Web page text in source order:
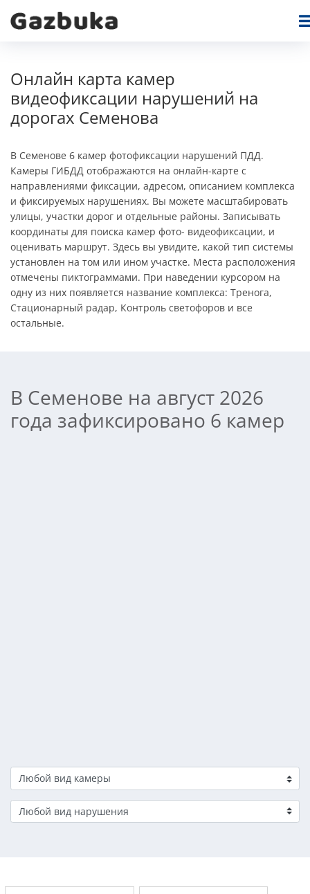
Онлайн карта камер
видеофиксации нарушений на
дорогах Семенова
В Семенове 6 камер фотофиксации нарушений ПДД.
Камеры ГИБДД отображаются на онлайн-карте c
направлениями фиксации, адресом, описанием комплекса
и фиксируемых нарушениях. Вы можете масштабировать
улицы, участки дорог и отдельные районы. Записывать
координаты для поиска камер фото- видеофиксации, и
оценивать маршрут. Здесь вы увидите, какой тип системы
установлен на том или ином участке. Места расположения
отмечены пиктограммами. При наведении курсором на
одну из них появляется название комплекса: Тренога,
Стационарный радар, Контроль светофоров и все
остальные.
В Семенове на август 2026
года зафиксировано 6 камер